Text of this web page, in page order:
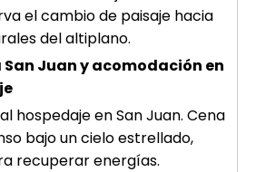
el cambio de paisaje hacia
del altiplano.
San Juan y acomodación en
hospedaje en San Juan. Cena
bajo un cielo estrellado,
recuperar energías.